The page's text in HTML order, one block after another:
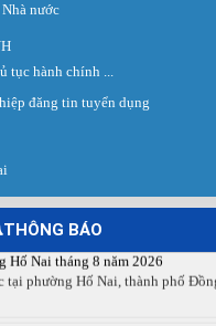
nước
tục hành chính ...
đăng tin tuyển dụng
THÔNG BÁO
thứ 08 năm 2026: Hơn 4.300 cơ
tâm Dịch vụ việc làm Đồng Nai
lần thứ 08...
của Trung tâm Dịch vụ việc làm
giao dịch việc làm lần thứ 08/
Hố Nai tháng 8 năm 2026
tại phường Hố Nai, thành phố